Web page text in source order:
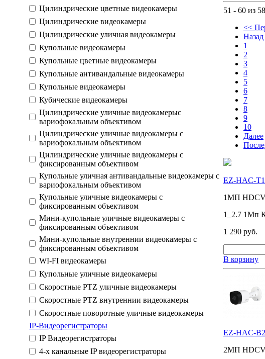
Цилиндрические цветные видеокамеры
Цилиндрические видеокамеры
Цилиндрические уличная видеокамеры
Купольные видеокамеры
Купольные цветные видеокамеры
Купольные антивандальные видеокамеры
Купольные видеокамеры
Кубические видеокамеры
Цилиндрические уличные видеокамерыс
вариофокальным объективом
Цилиндрические уличные видеокамеры с
вариофокальным объективом
Цилиндрические уличные видеокамеры с
фиксированным объективом
Купольные уличная антивандальные видеокамеры с
вариофокальным объективом
Купольные уличные видеокамеры с
фиксированным объективом
Мини-купольные уличные видеокамеры с
фиксированным объективом
Мини-купольные внутреннии видеокамеры с
фиксированным объективом
WI-FI видеокамеры
Купольные уличные видеокамеры
Скоростные PTZ уличные видеокамеры
Скоростные PTZ внутреннии видеокамеры
Скоростные поворотные уличные видеокамеры
IP-Видеорегистраторы
IP Видеорегистраторы
4-х канальные IP видеорегистраторы
51 - 60 из
<<
Назад
1
2
3
4
5
6
7
8
9
10
Далее
EZ-HAC-
1MП
1_2.7 1Мп
1 290 руб.
В корзину
EZ-HAC-
2MП